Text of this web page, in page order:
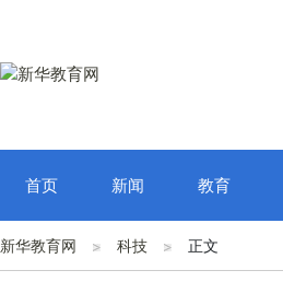
首页 新闻 教育
新华教育网 科技 正文